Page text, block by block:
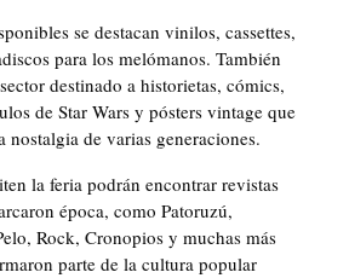
se destacan vinilos, cassettes,
para los melómanos. También
destinado a historietas, cómics,
de Star Wars y pósters vintage que
nostalgia de varias generaciones.
la feria podrán encontrar revistas
época, como Patoruzú,
Rock, Cronopios y muchas más
parte de la cultura popular